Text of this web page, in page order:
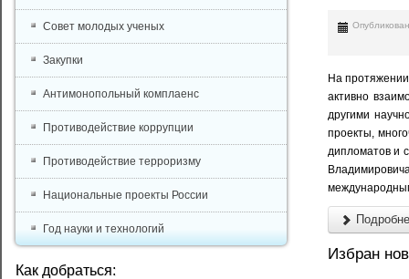
На
активно
другими
проекты,
дипломатов и
Избран
Совет молодых ученых
Закупки
Антимонопольный комплаенс
Противодействие коррупции
Противодействие терроризму
Национальные проекты России
Год науки и технологий
Как добраться: